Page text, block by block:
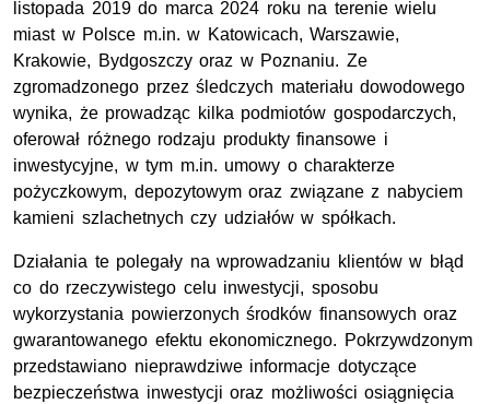
listopada 2019 do marca 2024 roku na terenie wielu
miast w Polsce m.in. w Katowicach, Warszawie,
Krakowie, Bydgoszczy oraz w Poznaniu. Ze
zgromadzonego przez śledczych materiału dowodowego
wynika, że prowadząc kilka podmiotów gospodarczych,
oferował różnego rodzaju produkty finansowe i
inwestycyjne, w tym m.in. umowy o charakterze
pożyczkowym, depozytowym oraz związane z nabyciem
kamieni szlachetnych czy udziałów w spółkach.
Działania te polegały na wprowadzaniu klientów w błąd
co do rzeczywistego celu inwestycji, sposobu
wykorzystania powierzonych środków finansowych oraz
gwarantowanego efektu ekonomicznego. Pokrzywdzonym
przedstawiano nieprawdziwe informacje dotyczące
bezpieczeństwa inwestycji oraz możliwości osiągnięcia